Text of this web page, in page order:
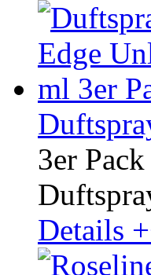
3er
Details